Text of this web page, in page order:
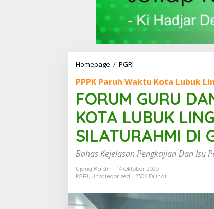
Homepage / PGRI
R
M
G
U
R
U
A
N
T
N
PPPK Paruh Waktu Kota Lubuk
FORUM GURU
KOTA LUBUK
SILATURAHMI DI
Bahas Kejelasan Pengkajian Dan Isu
Ujang Kaidin
14 Oktober 2025
PGRI, Uncategorized 2306 Dilihat